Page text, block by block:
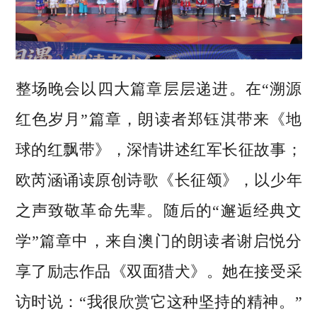
整场晚会以四大篇章层层递进。在“溯源
红色岁月”篇章，朗读者郑钰淇带来《地
球的红飘带》，深情讲述红军长征故事；
欧芮涵诵读原创诗歌《长征颂》，以少年
之声致敬革命先辈。随后的“邂逅经典文
学”篇章中，来自澳门的朗读者谢启悦分
享了励志作品《双面猎犬》。她在接受采
访时说：“我很欣赏它这种坚持的精神。”